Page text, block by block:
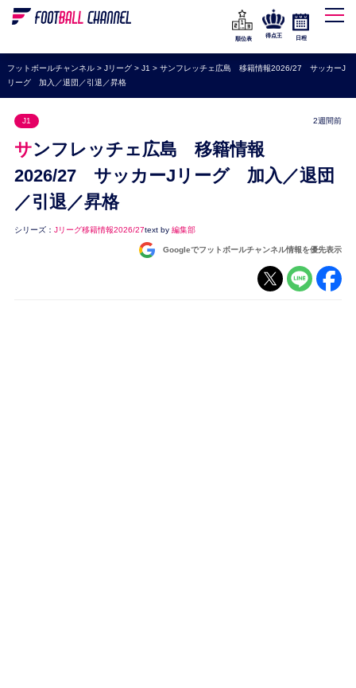
WEリーグ
海外サッカー
プレミアリーグ
セリエA
ブンデスリーガ
UEFA
ナショナルチーム
順位表
得点王 日程
フットボールチャンネル> Jリーグ> J1 > サンフレッチェ広島 移籍情報2026/27 サッカーJ
リーグ 加入／退団／引退／昇格
J1 2週間前
サンフレッチェ広島 移籍情報
2026/27 サッカーJリーグ 加入／退団
／引退／昇格
シリーズ： Jリーグ移籍情報2026/27text by 編集部
Googleでフットボールチャンネル情報を優先表示